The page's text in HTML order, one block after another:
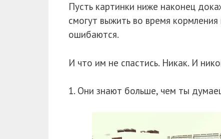
Пусть картинки ниже наконец
смогут выжить во время
ошибаются.
И что им не спастись. Никак. И
1. Они знают больше, чем ты